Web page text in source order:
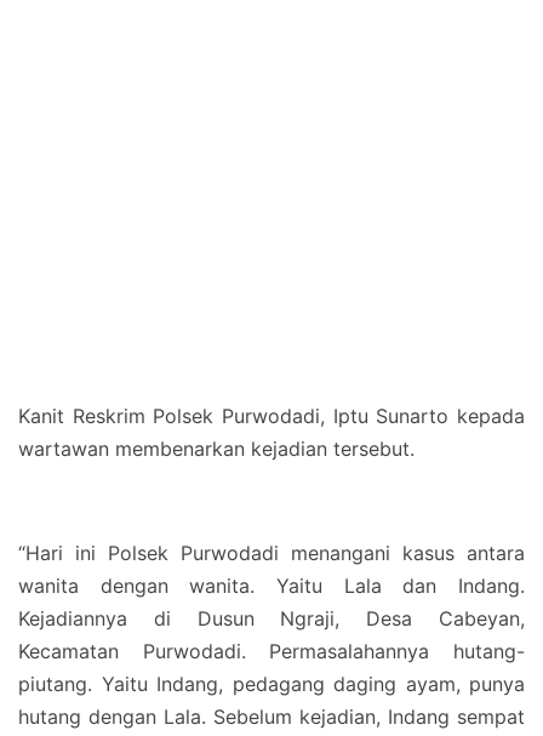
Kanit Reskrim Polsek Purwodadi, Iptu Sunarto kepada
wartawan membenarkan kejadian tersebut.
“Hari ini Polsek Purwodadi menangani kasus antara
wanita dengan wanita. Yaitu Lala dan Indang.
Kejadiannya di Dusun Ngraji, Desa Cabeyan,
Kecamatan Purwodadi. Permasalahannya hutang-
piutang. Yaitu Indang, pedagang daging ayam, punya
hutang dengan Lala. Sebelum kejadian, Indang sempat